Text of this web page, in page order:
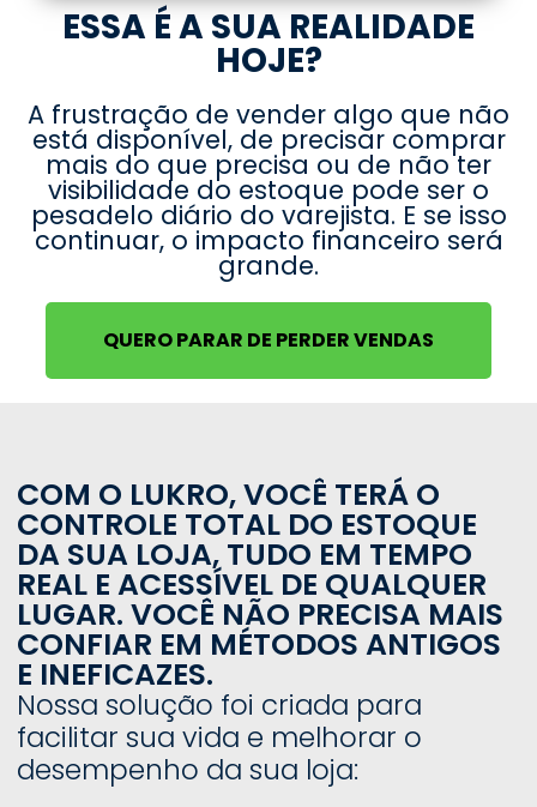
ESSA É A SUA REALIDADE
HOJE?
A frustração de vender algo que não
está disponível, de precisar comprar
mais do que precisa ou de não ter
visibilidade do estoque pode ser o
pesadelo diário do varejista. E se isso
continuar, o impacto financeiro será
grande.
QUERO PARAR DE PERDER VENDAS
COM O LUKRO, VOCÊ TERÁ O
CONTROLE TOTAL DO ESTOQUE
DA SUA LOJA, TUDO EM TEMPO
REAL E ACESSÍVEL DE QUALQUER
LUGAR. VOCÊ NÃO PRECISA MAIS
CONFIAR EM MÉTODOS ANTIGOS
E INEFICAZES.
Nossa solução foi criada para
facilitar sua vida e melhorar o
desempenho da sua loja: